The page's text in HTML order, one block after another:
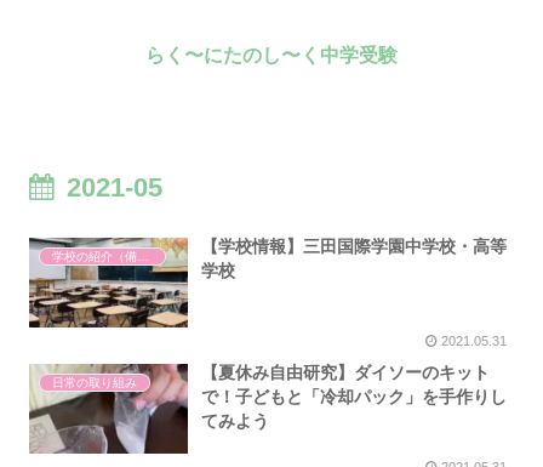
らく〜にたのし〜く中学受験
2021-05
【学校情報】三田国際学園中学校・高等
学校
2021.05.31
日常の取り組み
【夏休み自由研究】ダイソーのキット
で！子どもと「冷却パック」を手作りし
てみよう